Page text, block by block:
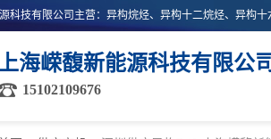
海嵘馥新能源科技有限公
15102109676